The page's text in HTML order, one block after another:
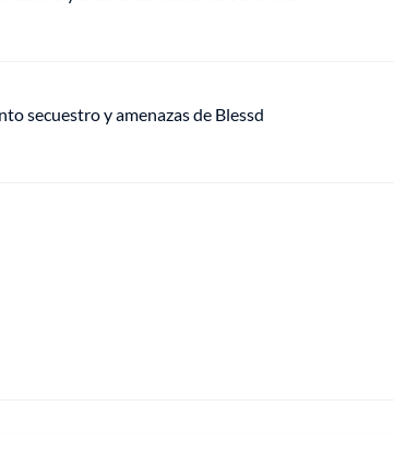
secuestro y amenazas de Blessd